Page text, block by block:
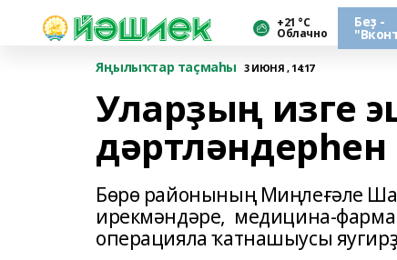
+21 °С
Облачно
Беҙ -
Яңылыҡтар таҫмаһы 3 ИЮНЯ , 14:17
Уларҙың изге
дәртләндерһен
Бөрө районының Миңлеғәле
ирекмәндәре, медицина-
операцияла ҡатнашыусы